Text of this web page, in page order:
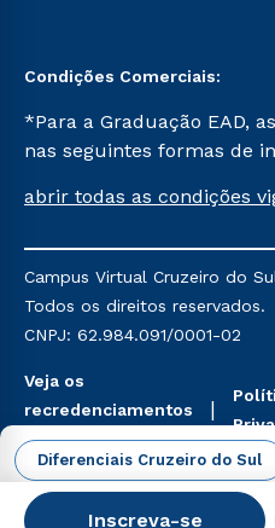
Diferenciais Cruzeiro do Sul
Inscreva-se
Condições Comerciais:
*Para a Graduação EAD,
nas seguintes formas de
Já para as demais, a taxa
mencionadas são
Religioso, Geografia para a
do Ensino de História:
abrir todas as condições
Campus Virtual Cruzeiro do
Todos os direitos reservados.
CNPJ: 62.984.091/0001-02
Veja os
recredenciamentos
aqui